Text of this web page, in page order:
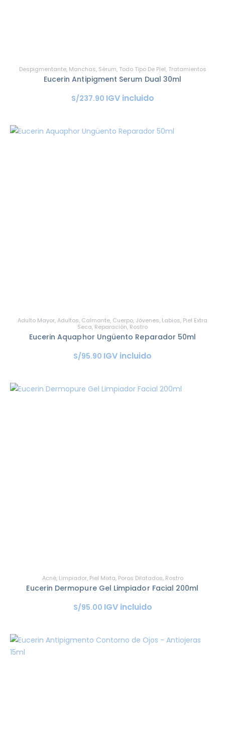
Despigmentante, Manchas, Sérum, Todo Tipo De Piel, Tratamientos
Eucerin Antipigment Serum Dual 30ml
S/237.90 IGV incluido
Adulto Mayor,Adultos, Calmante, Cuerpo, Jóvenes, Labios, Piel Extra
Seca, Reparación, Rostro
Eucerin Aquaphor Ungüento Reparador 50ml
S/95.90 IGV incluido
Acné, Limpiador, Piel Mixta, Poros Dilatados, Rostro
Eucerin Dermopure Gel Limpiador Facial 200ml
S/95.00 IGV incluido